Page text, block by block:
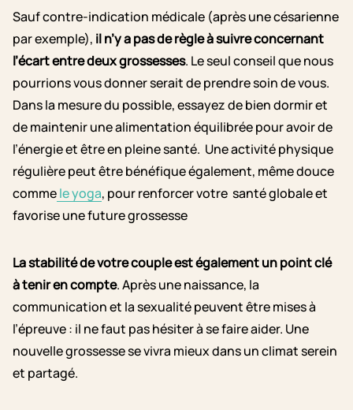
Sauf contre-indication médicale (après une césarienne
par exemple), il n’y a pas de règle à suivre concernant
l’écart entre deux grossesses. Le seul conseil que nous
pourrions vous donner serait de prendre soin de vous.
Dans la mesure du possible, essayez de bien dormir et
de maintenir une alimentation équilibrée pour avoir de
l’énergie et être en pleine santé. Une activité physique
régulière peut être bénéfique également, même douce
commele yoga, pour renforcer votre santé globale et
favorise une future grossesse
La stabilité de votre couple est également un point clé
à tenir en compte. Après une naissance, la
communication et la sexualité peuvent être mises à
l’épreuve : il ne faut pas hésiter à se faire aider. Une
nouvelle grossesse se vivra mieux dans un climat serein
et partagé.